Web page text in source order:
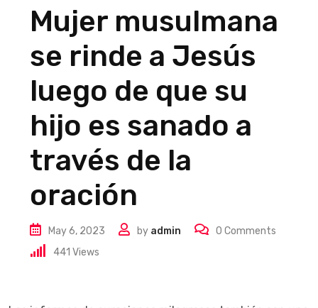
Mujer musulmana
se rinde a Jesús
luego de que su
hijo es sanado a
través de la
oración
May 6, 2023 by admin 0 Comments
441 Views